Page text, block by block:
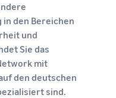
den Bereichen
und
Sie das
mit
den deutschen
sind.